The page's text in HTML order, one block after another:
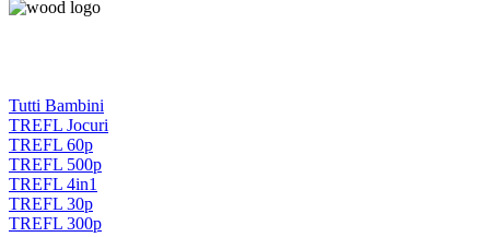
Tutti Bambini
TREFL Jocuri
TREFL 60p
TREFL 500p
TREFL 4in1
TREFL 30p
TREFL 300p